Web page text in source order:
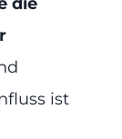
ist